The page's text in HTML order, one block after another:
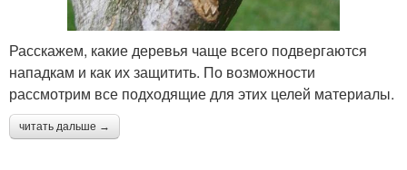
Расскажем, какие деревья чаще всего подвергаются
нападкам и как их защитить. По возможности
рассмотрим все подходящие для этих целей материалы.
читать дальше →